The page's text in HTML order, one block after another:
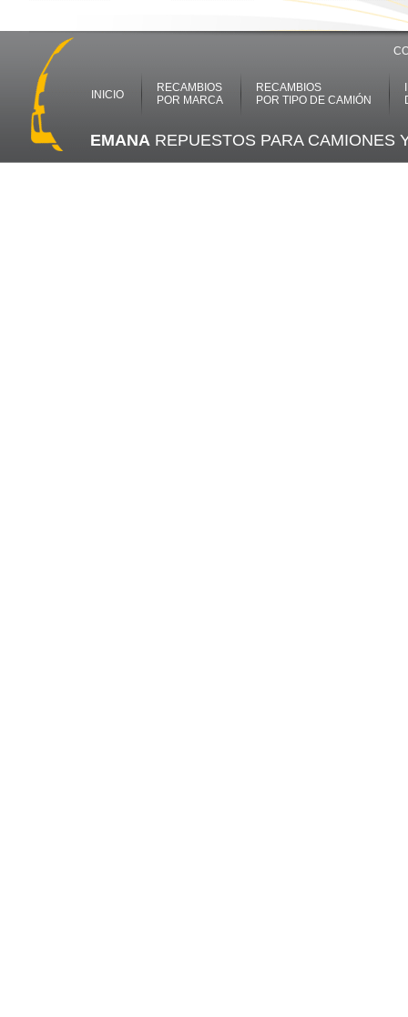
INICIO
RECAMBIOS
POR MARCA
RECAMBIOS
POR TIPO DE CAMIÓN
EMANA REPUESTOS PARA CAMIONES